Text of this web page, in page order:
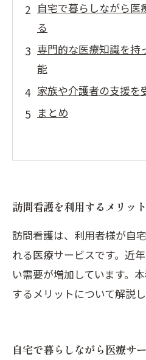
自宅で暮らしながら
る
専門的な医療知識を持
能
家族や介護者の支援を
まとめ
訪問看護を利用するメリッ
訪問看護は、利用者様が自
れる医療サービスです。近
い需要が増加しています。
するメリットについて解説し
自宅で暮らしながら医療サ